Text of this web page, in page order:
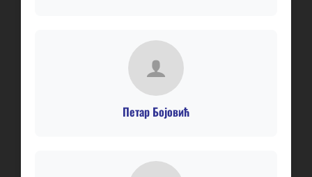
Петар Бојовић